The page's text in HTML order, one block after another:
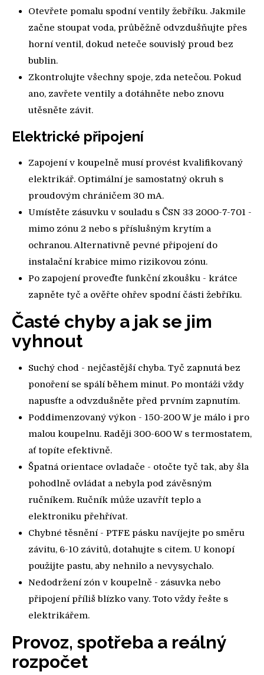
Otevřete pomalu spodní ventily žebříku. Jakmile
začne stoupat voda, průběžně odvzdušňujte přes
horní ventil, dokud neteče souvislý proud bez
bublin.
Zkontrolujte všechny spoje, zda netečou. Pokud
ano, zavřete ventily a dotáhněte nebo znovu
utěsněte závit.
Elektrické připojení
Zapojení v koupelně musí provést kvalifikovaný
elektrikář. Optimální je samostatný okruh s
proudovým chráničem 30 mA.
Umístěte zásuvku v souladu s ČSN 33 2000-7-701 -
mimo zónu 2 nebo s příslušným krytím a
ochranou. Alternativně pevné připojení do
instalační krabice mimo rizikovou zónu.
Po zapojení proveďte funkční zkoušku - krátce
zapněte tyč a ověřte ohřev spodní části žebříku.
Časté chyby a jak se jim
vyhnout
Suchý chod - nejčastější chyba. Tyč zapnutá bez
ponoření se spálí během minut. Po montáži vždy
napusťte a odvzdušněte před prvním zapnutím.
Poddimenzovaný výkon - 150-200 W je málo i pro
malou koupelnu. Raději 300-600 W s termostatem,
ať topíte efektivně.
Špatná orientace ovladače - otočte tyč tak, aby šla
pohodlně ovládat a nebyla pod závěsným
ručníkem. Ručník může uzavřít teplo a
elektroniku přehřívat.
Chybné těsnění - PTFE pásku navíjejte po směru
závitu, 6-10 závitů, dotahujte s citem. U konopí
použijte pastu, aby nehnilo a nevysychalo.
Nedodržení zón v koupelně - zásuvka nebo
připojení příliš blízko vany. Toto vždy řešte s
elektrikářem.
Provoz, spotřeba a reálný
rozpočet